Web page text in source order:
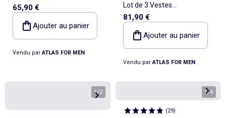
ATLAS FOR MEN
65,90 €
Ajouter au panier
Vendu par ATLAS FOR MEN
Lot de 3 Vestes
Micropolaires - ATLAS FOR
MEN
81,90 €
Ajouter au panier
Vendu par ATLAS FOR MEN
1/2 1/4
(29)